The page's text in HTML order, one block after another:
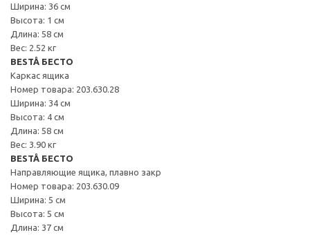
Ширина: 36 см
Высота: 1 см
Длина: 58 см
Вес: 2.52 кг
BESTÅ БЕСТО
Каркас ящика
Номер товара: 203.630.28
Ширина: 34 см
Высота: 4 см
Длина: 58 см
Вес: 3.90 кг
BESTÅ БЕСТО
Направляющие ящика, плавно закр
Номер товара: 203.630.09
Ширина: 5 см
Высота: 5 см
Длина: 37 см